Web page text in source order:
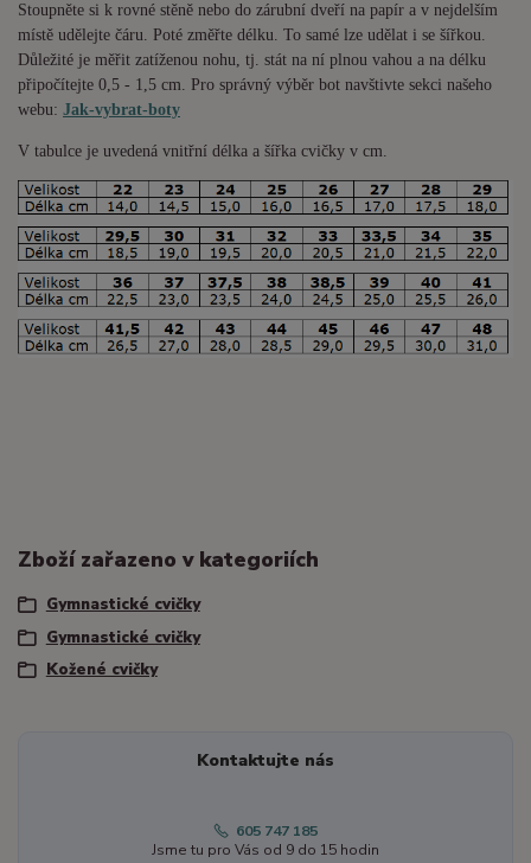
Stoupněte si k rovné stěně nebo do zárubní dveří na papír a v nejdelším
místě udělejte čáru. Poté změřte délku. To samé lze udělat i se šířkou.
Důležité je měřit zatíženou nohu, tj. stát na ní plnou vahou a na délku
připočítejte 0,5 - 1,5 cm. Pro správný výběr bot navštivte sekci našeho
webu: Jak-vybrat-boty
V tabulce je uvedená vnitřní délka a šířka cvičky v cm.
Zboží zařazeno v kategoriích
Gymnastické cvičky
Gymnastické cvičky
Kožené cvičky
Kontaktujte nás
605 747 185
Jsme tu pro Vás od 9 do 15 hodin